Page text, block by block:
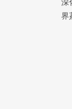
深
界